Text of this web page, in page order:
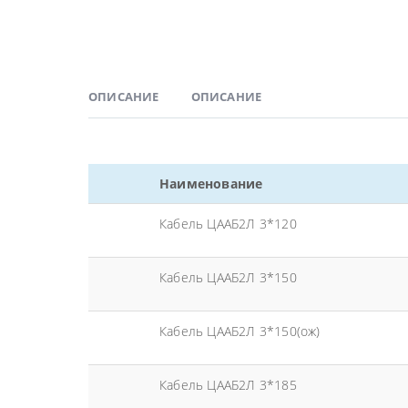
ОПИСАНИЕ ОПИСАНИЕ
Наименование
Кабель ЦААБ2Л 3*120
Кабель ЦААБ2Л 3*150
Кабель ЦААБ2Л 3*150(ож)
Кабель ЦААБ2Л 3*185